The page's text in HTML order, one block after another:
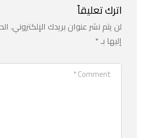
اترك تعليقاً
لن يتم نشر عنوان بريدك الإلكتروني.
إليها بـ*